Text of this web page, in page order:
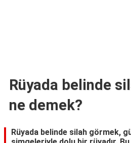
Rüyada belinde
ne demek?
Rüyada belinde silah görmek,